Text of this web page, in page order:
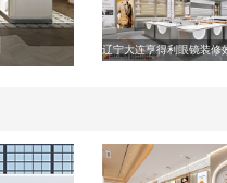
辽宁大连亨得利眼镜装修